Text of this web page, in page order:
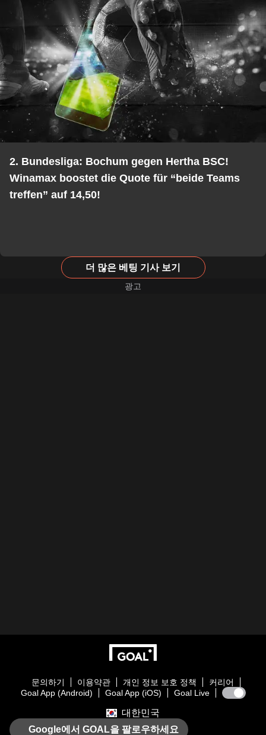
2. Bundesliga: Bochum gegen Hertha BSC!
Winamax boostet die Quote für “beide Teams
treffen” auf 14,50!
더 많은 베팅 기사 보기
문의하기 이용약관 개인 정보 보호 정책
커리어
Goal App (Android)
Goal App (iOS) Goal Live
대한민국
Google에서 GOAL을 팔로우하세요